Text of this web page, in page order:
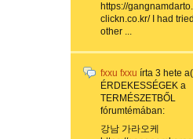
https://gangnamdarto.
clickn.co.kr/ I had tried
other ...
fxxu fxxu írta 3 hete
ÉRDEKESSÉGEK a
TERMÉSZETBŐL
fórumtémában:
강남 가라오케